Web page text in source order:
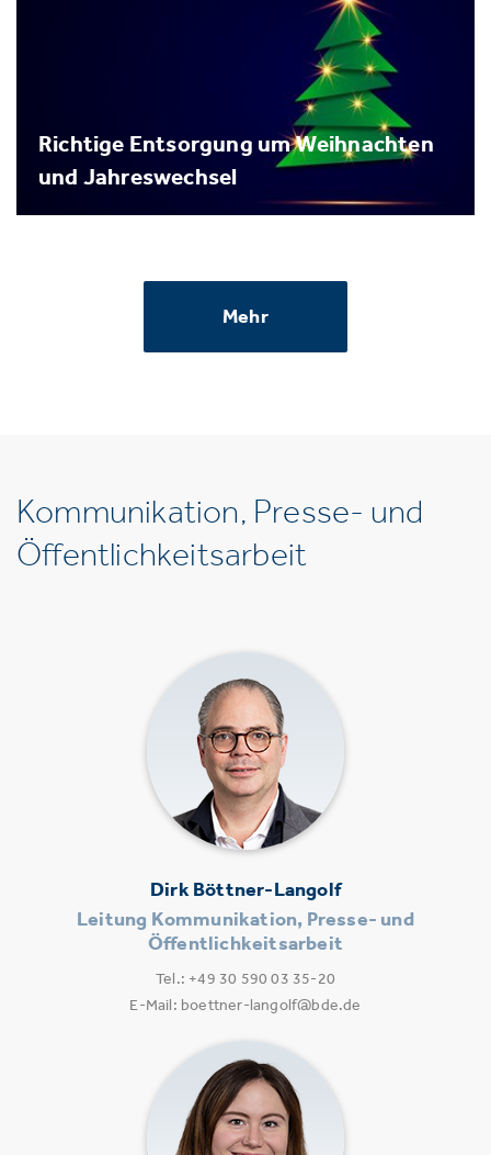
Richtige Entsorgung um Weihnachten
und Jahreswechsel
Mehr
Kommunikation, Presse- und
Öffentlichkeitsarbeit
Dirk Böttner-Langolf
Leitung Kommunikation, Presse- und
Öffentlichkeitsarbeit
Tel.: +49 30 590 03 35-20
E-Mail: boettner-langolf@bde.de